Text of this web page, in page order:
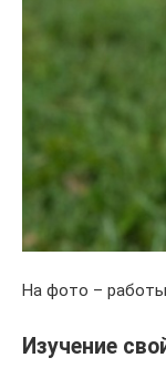
На фото – работы
Изучение